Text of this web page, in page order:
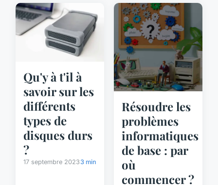
Qu'y à t'il à
savoir sur les
différents
types de
disques durs
?
17 septembre 2023 3 min
Résoudre les
problèmes
informatiques
de base : par
où
commencer ?